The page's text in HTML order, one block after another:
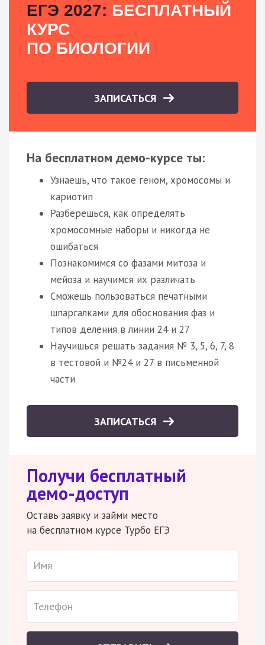
ЕГЭ 2027: БЕСПЛАТНЫЙ
КУРС
ПО БИОЛОГИИ
ЗАПИСАТЬСЯ
На бесплатном демо-курсе ты:
Узнаешь, что такое геном, хромосомы и
кариотип
Разберешься, как определять
хромосомные наборы и никогда не
ошибаться
Познакомимся со фазами митоза и
мейоза и научимся их различать
Сможешь пользоваться печатными
шпаргалками для обоснования фаз и
типов деления в линии 24 и 27
Научишься решать задания № 3, 5, 6, 7, 8
в тестовой и №24 и 27 в письменной
части
ЗАПИСАТЬСЯ
Получи бесплатный
демо-доступ
Оставь заявку и займи место
на бесплатном курсе Турбо ЕГЭ